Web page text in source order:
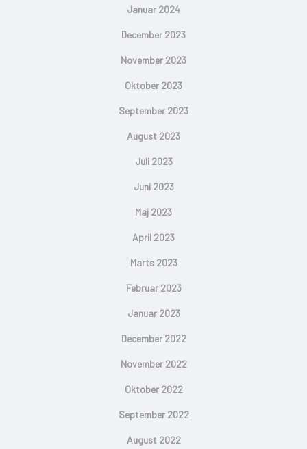
Januar 2024
December 2023
November 2023
Oktober 2023
September 2023
August 2023
Juli 2023
Juni 2023
Maj 2023
April 2023
Marts 2023
Februar 2023
Januar 2023
December 2022
November 2022
Oktober 2022
September 2022
August 2022